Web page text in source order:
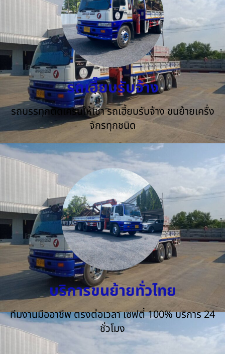
รถเฮี๊ยบรับจ้าง
รถบรรทุกติดเครนให้เช่า รถเฮี้ยบรับจ้าง ขนย้ายเครื่ง
จักรทุกชนิด
บริการขนย้ายทั่วไทย
ทีมงานมืออาชีพ ตรงต่อเวลา เซฟตี้ 100% บริการ 24
ชั่วโมง